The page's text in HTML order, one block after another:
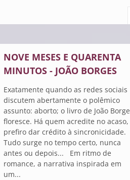
NOVE MESES E QUARENTA
MINUTOS - JOÃO BORGES
Exatamente quando as redes sociais
discutem abertamente o polêmico
assunto: aborto; o livro de João
floresce. Há quem acredite no acaso,
prefiro dar crédito à sincronicidade.
Tudo surge no tempo certo, nunca
antes ou depois... Em ritmo de
romance, a narrativa inspirada em
um...